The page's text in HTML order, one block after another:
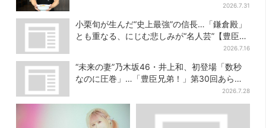
2026.7.31
小栗旬が生んだ“史上最強”の信長…「鎌倉殿」
とも重なる、にじむ悲しみが“名人芸”【豊臣兄
2026.7.16
“未来の妻”乃木坂46・井上和、初登場「数秒
なのに圧巻」…「豊臣兄弟！」第30回あらす
2026.7.28